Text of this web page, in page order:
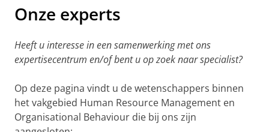
Onze experts
Heeft u interesse in een samenwerking met ons
expertisecentrum en/of bent u op zoek naar specialist?
Op deze pagina vindt u de wetenschappers binnen
het vakgebied Human Resource Management en
Organisational Behaviour die bij ons zijn